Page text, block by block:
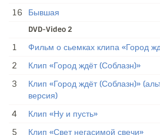
16
Бывшая
DVD-Video 2
1 Фильм о сьемках клипа «Город
2
Клип «Город ждёт (Соблазн)»
3
Клип «Город ждёт (Соблазн)»
версия)
4 Клип «Ну и пусть»
5
Клип «Свет негасимой свечи»